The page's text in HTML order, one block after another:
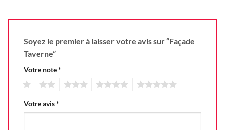
Soyez le premier à laisser votre avis sur “Façade
Taverne”
Votre note*
Votre avis*